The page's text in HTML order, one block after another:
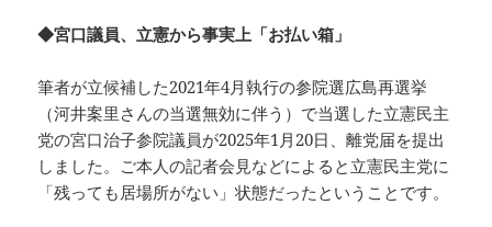
◆宮口議員、立憲から事実上「お払い箱」
筆者が立候補した2021年4月執行の参院選広島再選挙
（河井案里さんの当選無効に伴う）で当選した立憲民主
党の宮口治子参院議員が2025年1月20日、離党届を提出
しました。ご本人の記者会見などによると立憲民主党に
「残っても居場所がない」状態だったということです。